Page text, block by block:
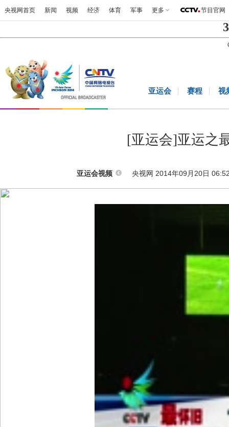
央视网首页 新闻 视频 经济 体育 军事 更多 节目官网
亚运会 赛程 视
[亚运会]亚运之
亚运会视频 央视网 2014年09月20日